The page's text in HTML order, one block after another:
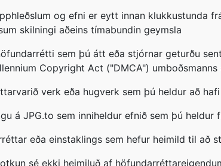
og efni er eytt innan klukkustunda
skilningi aðeins tímabundin geymsla
sem þú átt eða stjórnar geturðu
Copyright Act ("DMCA")
verk eða hugverk sem þú heldur að
á JPG.to sem inniheldur efnið sem þú
eða einstaklings sem hefur heimild til að
sé ekki heimiluð af